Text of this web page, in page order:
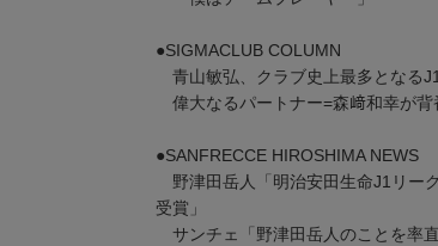
●SIGMACLUB COLUMN
青山敏弘、クラブ史上最多となる
偉大なるパートナー=森﨑和幸が背
●SANFRECCE HIROSHIMA NEWS
野津田岳人「明治安田生命J1リー
受賞」
サンチェ「野津田岳人のことを率直